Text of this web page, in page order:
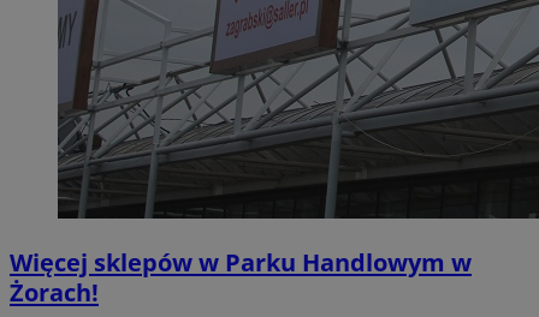
Więcej sklepów w Parku Handlowym w
Żorach!